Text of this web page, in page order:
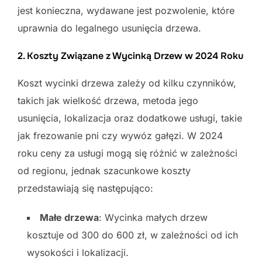
jest konieczna, wydawane jest pozwolenie, które
uprawnia do legalnego usunięcia drzewa.
2. Koszty Związane z Wycinką Drzew w 2024 Roku
Koszt wycinki drzewa zależy od kilku czynników,
takich jak wielkość drzewa, metoda jego
usunięcia, lokalizacja oraz dodatkowe usługi, takie
jak frezowanie pni czy wywóz gałęzi. W 2024
roku ceny za usługi mogą się różnić w zależności
od regionu, jednak szacunkowe koszty
przedstawiają się następująco:
Małe drzewa: Wycinka małych drzew
kosztuje od 300 do 600 zł, w zależności od ich
wysokości i lokalizacji.